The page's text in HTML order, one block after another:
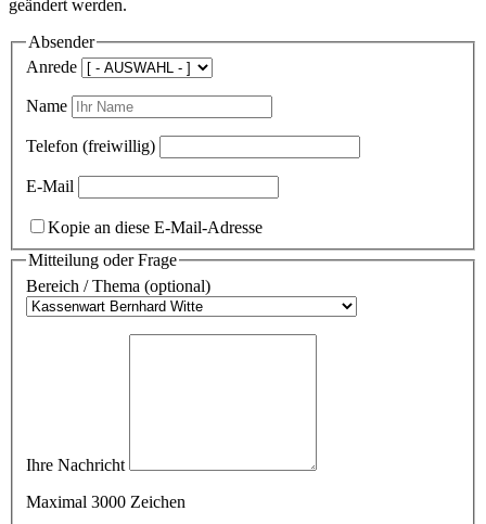
geändert werden.
Absender
Anrede
Name
Telefon (freiwillig)
E-Mail
Kopie an diese E-Mail-Adresse
Mitteilung oder Frage
Bereich / Thema (optional)
Ihre Nachricht
Maximal 3000 Zeichen